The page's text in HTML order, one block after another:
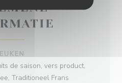
de saison, vers product,
Traditioneel Frans